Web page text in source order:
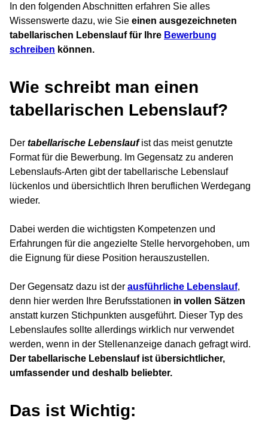
In den folgenden Abschnitten erfahren Sie alles
Wissenswerte dazu, wie Sie einen ausgezeichneten
tabellarischen Lebenslauf für Ihre Bewerbung
schreiben können.
Wie schreibt man einen
tabellarischen Lebenslauf?
Der tabellarische Lebenslaufist das meist genutzte
Format für die Bewerbung. Im Gegensatz zu anderen
Lebenslaufs-Arten gibt der tabellarische Lebenslauf
lückenlos und übersichtlich Ihren beruflichen Werdegang
wieder.
Dabei werden die wichtigsten Kompetenzen und
Erfahrungen für die angezielte Stelle hervorgehoben, um
die Eignung für diese Position herauszustellen.
Der Gegensatz dazu ist der ausführliche Lebenslauf,
denn hier werden Ihre Berufsstationen in vollen Sätzen
anstatt kurzen Stichpunkten ausgeführt. Dieser Typ des
Lebenslaufes sollte allerdings wirklich nur verwendet
werden, wenn in der Stellenanzeige danach gefragt wird.
Der tabellarische Lebenslauf ist übersichtlicher,
umfassender und deshalb beliebter.
Das ist Wichtig: